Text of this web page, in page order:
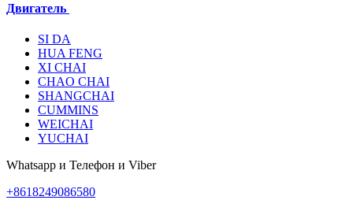
Двигатель
SI DA
HUA FENG
XI CHAI
CHAO CHAI
SHANGCHAI
CUMMINS
WEICHAI
YUCHAI
Whatsapp и Телефон и Viber
+8618249086580